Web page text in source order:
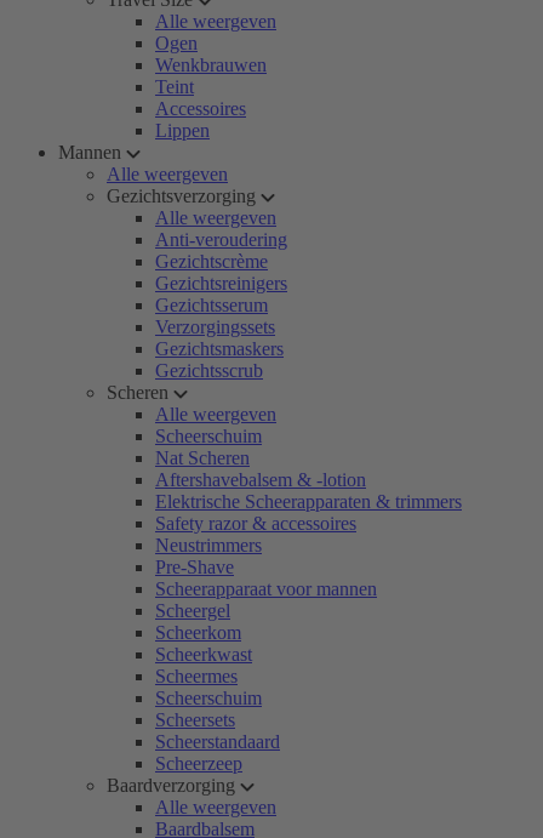
Alle weergeven
Ogen
Wenkbrauwen
Teint
Accessoires
Lippen
Mannen
Alle weergeven
Gezichtsverzorging
Alle weergeven
Anti-veroudering
Gezichtscrème
Gezichtsreinigers
Gezichtsserum
Verzorgingssets
Gezichtsmaskers
Gezichtsscrub
Scheren
Alle weergeven
Scheerschuim
Nat Scheren
Aftershavebalsem & -lotion
Elektrische Scheerapparaten & trimmers
Safety razor & accessoires
Neustrimmers
Pre-Shave
Scheerapparaat voor mannen
Scheergel
Scheerkom
Scheerkwast
Scheermes
Scheerschuim
Scheersets
Scheerstandaard
Scheerzeep
Baardverzorging
Alle weergeven
Baardbalsem